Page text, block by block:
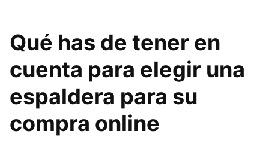
Qué has de tener en
cuenta para elegir una
espaldera para su
compra online